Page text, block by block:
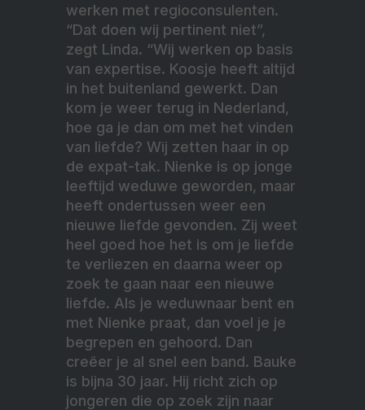
werken met regioconsulenten.
“Dat doen wij pertinent niet”,
zegt Linda. “Wij werken op basis
van expertise. Koosje heeft altijd
in het buitenland gewerkt. Dan
kom je weer terug in Nederland,
hoe ga je dan om met het vinden
van liefde? Wij zetten haar in op
de expat-tak. Nienke is op jonge
leeftijd weduwe geworden, maar
heeft ondertussen weer een
nieuwe liefde gevonden. Zij weet
heel goed hoe het is om je liefde
te verliezen en daarna weer op
zoek te gaan naar een nieuwe
liefde. Als je weduwnaar bent en
met Nienke praat, dan voel je je
begrepen en gehoord. Dan
creëer je al snel een band. Bauke
is bijna 30 jaar. Hij richt zich op
jongeren die op zoek zijn naar